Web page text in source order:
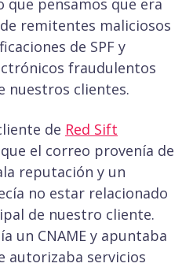
remitentes maliciosos
de SPF y
fraudulentos
nuestros clientes.
de Red Sift
el correo provenía de
reputación y un
no estar relacionado
de nuestro cliente.
un CNAME y apuntaba
autorizaba servicios